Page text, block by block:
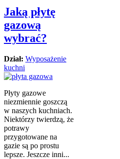
Jaką płytę
gazową
wybrać?
Dział: Wyposażenie
kuchni
Płyty gazowe
niezmiennie goszczą
w naszych kuchniach.
Niektórzy twierdzą, że
potrawy
przygotowane na
gazie są po prostu
lepsze. Jeszcze inni...